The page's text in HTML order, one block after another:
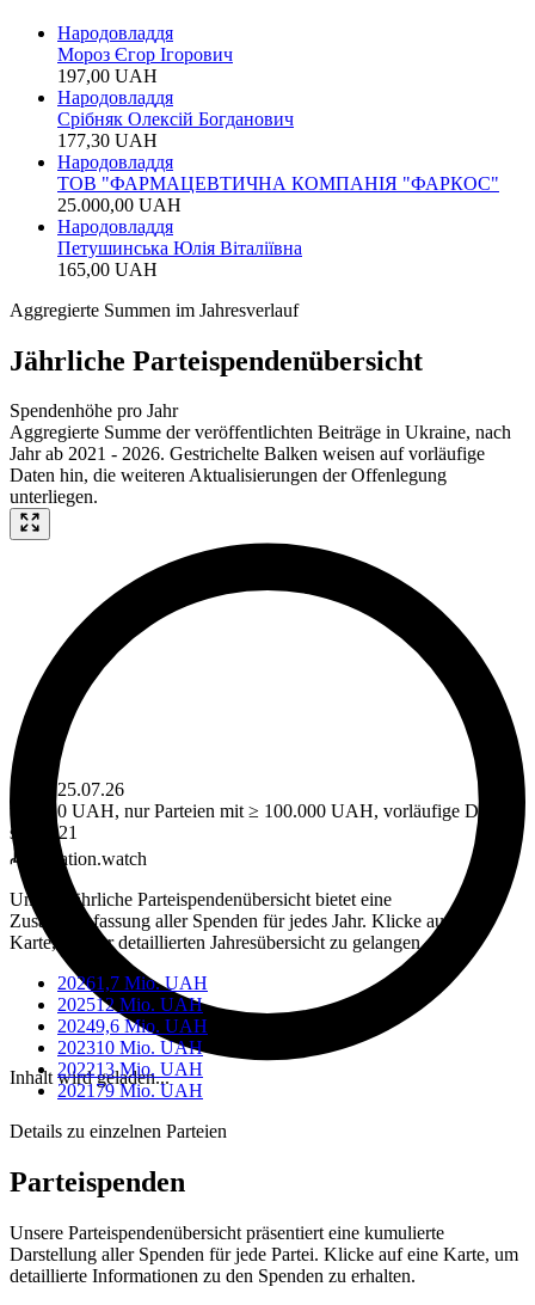
Народовладдя
Мороз Єгор Ігорович
197,00 UAH
Народовладдя
Срібняк Олексій Богданович
177,30 UAH
Народовладдя
ТОВ "ФАРМАЦЕВТИЧНА КОМПАНIЯ "ФАРКОС"
25.000,00 UAH
Народовладдя
Петушинська Юлiя Вiталiївна
165,00 UAH
Aggregierte Summen im Jahresverlauf
Jährliche Parteispendenübersicht
Spendenhöhe pro Jahr
Aggregierte Summe der veröffentlichten Beiträge in Ukraine, nach
Jahr ab 2021 - 2026. Gestrichelte Balken weisen auf vorläufige
Daten hin, die weiteren Aktualisierungen der Offenlegung
unterliegen.
Inhalt wird geladen...
Stand 25.07.26
über 10 UAH, nur Parteien mit ≥ 100.000 UAH, vorläufige Daten
seit 2021
donation.watch
Unsere jährliche Parteispendenübersicht bietet eine
Zusammenfassung aller Spenden für jedes Jahr. Klicke auf eine
Karte, um zur detaillierten Jahresübersicht zu gelangen
20261,7 Mio. UAH
202512 Mio. UAH
20249,6 Mio. UAH
202310 Mio. UAH
202213 Mio. UAH
202179 Mio. UAH
Details zu einzelnen Parteien
Parteispenden
Unsere Parteispendenübersicht präsentiert eine kumulierte
Darstellung aller Spenden für jede Partei. Klicke auf eine Karte, um
detaillierte Informationen zu den Spenden zu erhalten.